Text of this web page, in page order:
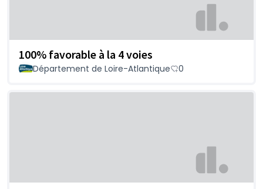
100% favorable à la 4 voies
Département de Loire-Atlantique 0